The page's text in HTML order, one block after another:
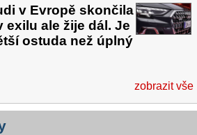
v Evropě skončila
exilu ale žije dál. Je
ostuda než úplný
zobrazit vše